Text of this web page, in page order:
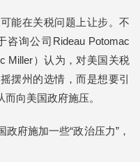
能在关税问题上让步。不
询公司Rideau Potomac
Miller）认为，对美国关税
摆州的选情，而是想要引
向美国政府施压。
府施加一些“政治压力”，